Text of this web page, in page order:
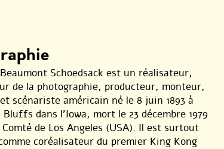
Schoedsack est un réalisateur,
de la photographie, producteur, monteur,
scénariste américain né le 8 juin 1893 à
Bluffs dans l’Iowa, mort le 23 décembre 1979
de Los Angeles (USA). Il est surtout
coréalisateur du premier King Kong